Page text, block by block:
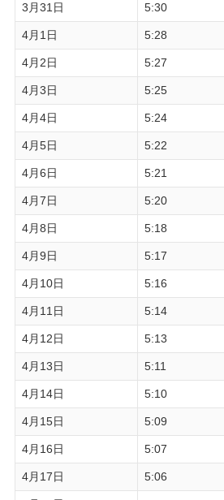
3月31日 5:30
4月1日 5:28
4月2日 5:27
4月3日 5:25
4月4日 5:24
4月5日 5:22
4月6日 5:21
4月7日 5:20
4月8日 5:18
4月9日 5:17
4月10日 5:16
4月11日 5:14
4月12日 5:13
4月13日 5:11
4月14日 5:10
4月15日 5:09
4月16日 5:07
4月17日 5:06